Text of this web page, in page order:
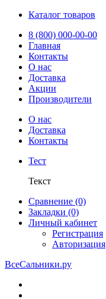
Каталог товаров
8 (800) 000-00-00
Главная
Контакты
О нас
Доставка
Акции
Производители
О нас
Доставка
Контакты
Тест
Текст
Сравнение (0)
Закладки (0)
Личный кабинет
Регистрация
Авторизация
ВсеСальники.ру